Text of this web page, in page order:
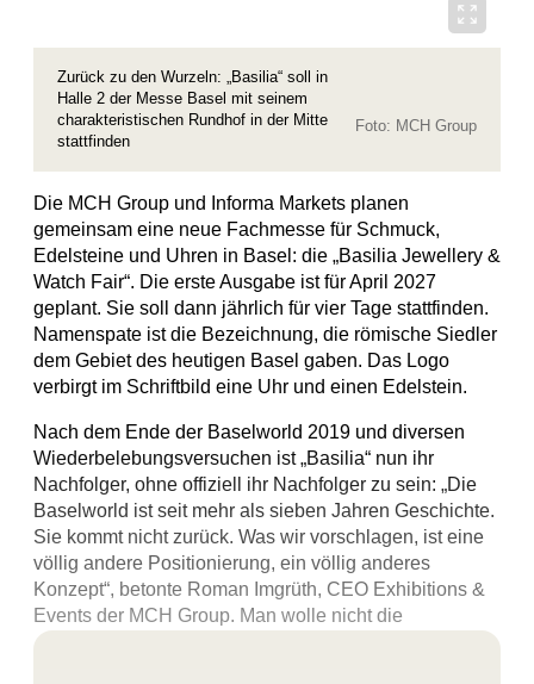
Zurück zu den Wurzeln: „Basilia“ soll in
Halle 2 der Messe Basel mit seinem
charakteristischen Rundhof in der Mitte
stattfinden
Foto: MCH Group
Die MCH Group und Informa Markets planen
gemeinsam eine neue Fachmesse für Schmuck,
Edelsteine und Uhren in Basel: die „Basilia Jewellery &
Watch Fair“. Die erste Ausgabe ist für April 2027
geplant. Sie soll dann jährlich für vier Tage stattfinden.
Namenspate ist die Bezeichnung, die römische Siedler
dem Gebiet des heutigen Basel gaben. Das Logo
verbirgt im Schriftbild eine Uhr und einen Edelstein.
Nach dem Ende der Baselworld 2019 und diversen
Wiederbelebungsversuchen ist „Basilia“ nun ihr
Nachfolger, ohne offiziell ihr Nachfolger zu sein: „Die
Baselworld ist seit mehr als sieben Jahren Geschichte.
Sie kommt nicht zurück. Was wir vorschlagen, ist eine
völlig andere Positionierung, ein völlig anderes
Konzept“, betonte Roman Imgrüth, CEO Exhibitions &
Events der MCH Group. Man wolle nicht die
Vergangenheit rekonstruieren, sondern etwas für die